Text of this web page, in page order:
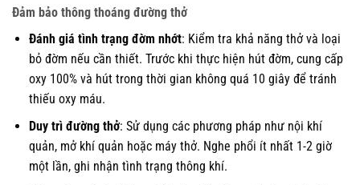
Đảm bảo thông thoáng đường thở
Đánh giá tình trạng đờm nhớt: Kiểm tra khả năng thở và loại
bỏ đờm nếu cần thiết. Trước khi thực hiện hút đờm, cung cấp
oxy 100% và hút trong thời gian không quá 10 giây để tránh
thiếu oxy máu.
Duy trì đường thở: Sử dụng các phương pháp như nội khí
quản, mở khí quản hoặc máy thở. Nghe phổi ít nhất 1-2 giờ
một lần, ghi nhận tình trạng thông khí.